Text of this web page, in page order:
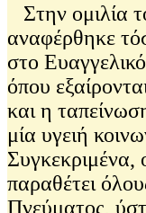
Στην ομιλία
αναφέρθηκε
στο
όπου
και η
μία υγειή
παραθέτει
Πνεύματος,